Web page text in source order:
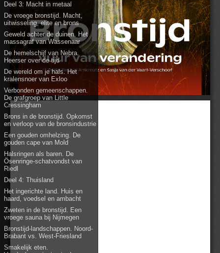
Deel 3: Macht in metaal
De vroege bronstijd. Macht,
uitwisseling, elite en brons
Geweld achter de duinen. Het
massagraf van Wassenaar
De hemelschijf van Nebra.
Heerser over de tijd
De wereld om je hals. Het
kralensnoer van Exloo
Verbonden gemeenschappen.
De grafgroep van Little
Cressingham
Brons in de bronstijd. Opkomst
en verloop van de bronsindustrie
Een gouden omhelzing. De
gouden cape van Mold
Halsringen als baren. De
Ösenringe-schatvondst van
Riedl
Deel 4: Thuisland
Het ingerichte land. Huis en
haard, voedsel en ambacht
Zweten in de bronstijd. Een
vroege sauna bij Nijmegen
Bronstijd-landschappen. Noord-
Brabant vs. West-Friesland
Smakelijk eten.